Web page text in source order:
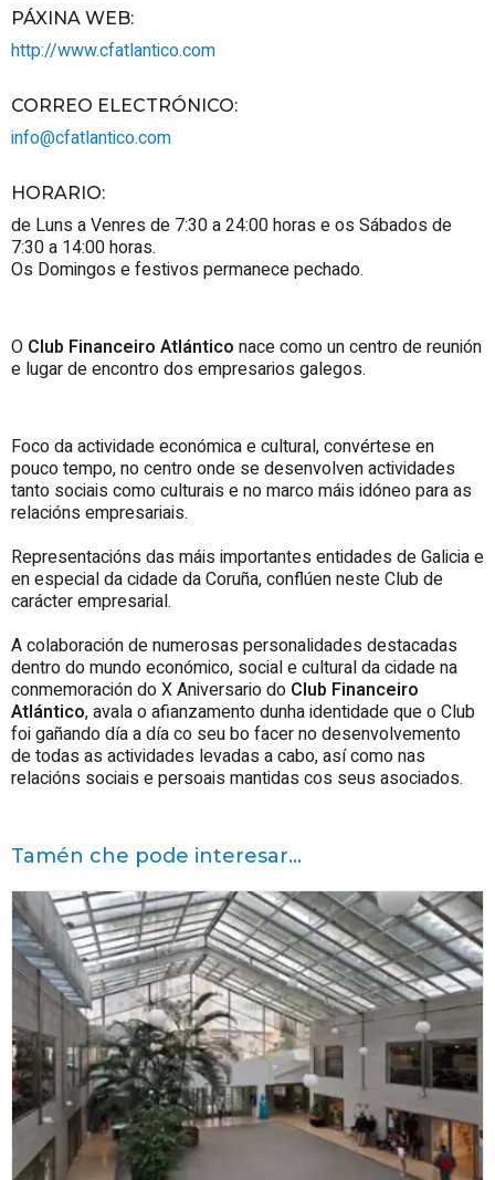
PÁXINA WEB:
http://www.cfatlantico.com
CORREO ELECTRÓNICO:
info@cfatlantico.com
HORARIO:
de Luns a Venres de 7:30 a 24:00 horas e os Sábados de
7:30 a 14:00 horas.
Os Domingos e festivos permanece pechado.
O Club Financeiro Atlántico nace como un centro de reunión
e lugar de encontro dos empresarios galegos.
Foco da actividade económica e cultural, convértese en
pouco tempo, no centro onde se desenvolven actividades
tanto sociais como culturais e no marco máis idóneo para as
relacións empresariais.
Representacións das máis importantes entidades de Galicia e
en especial da cidade da Coruña, conflúen neste Club de
carácter empresarial.
A colaboración de numerosas personalidades destacadas
dentro do mundo económico, social e cultural da cidade na
conmemoración do X Aniversario do Club Financeiro
Atlántico, avala o afianzamento dunha identidade que o Club
foi gañando día a día co seu bo facer no desenvolvemento
de todas as actividades levadas a cabo, así como nas
relacións sociais e persoais mantidas cos seus asociados.
Tamén che pode interesar...